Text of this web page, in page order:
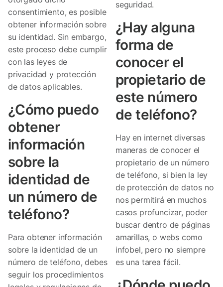
consentimiento, es posible
obtener información sobre
su identidad. Sin embargo,
este proceso debe cumplir
con las leyes de
privacidad y protección
de datos aplicables.
¿Cómo puedo
obtener
información
sobre la
identidad de
un número de
teléfono?
Para obtener información
sobre la identidad de un
número de teléfono, debes
seguir los procedimientos
seguridad.
¿Hay alguna
forma de
conocer el
propietario de
este número
de teléfono?
Hay en internet diversas
maneras de conocer el
propietario de un número
de teléfono, si bien la ley
de protección de datos no
nos permitirá en muchos
casos profuncizar, poder
buscar dentro de páginas
amarillas, o webs como
infobel, pero no siempre
es una tarea fácil.